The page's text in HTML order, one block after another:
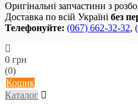
Оригінальні запчастини з
Доставка по всій Україні без
Телефонуйте: (067) 662-32-32,
0 грн
(0)
Кошик
Каталог